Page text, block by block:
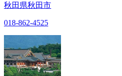
秋田県秋田市
018-862-4525